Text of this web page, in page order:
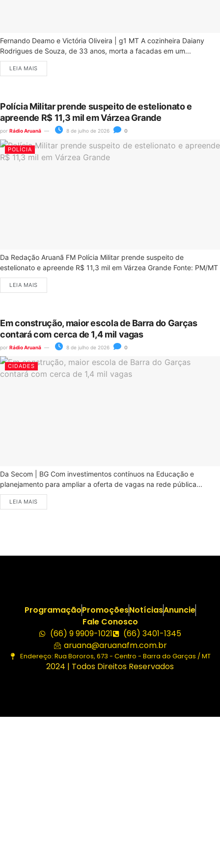
Fernando Deamo e Victória Oliveira | g1 MT A cozinheira Daiany
Rodrigues de Souza, de 33 anos, morta a facadas em um...
LEIA MAIS
Polícia Militar prende suspeito de estelionato e
apreende R$ 11,3 mil em Várzea Grande
por Rádio Aruanã 8 de julho de 2026 0
POLÍCIA
Da Redação Aruanã FM Polícia Militar prende suspeito de
estelionato e apreende R$ 11,3 mil em Várzea Grande Fonte: PM/MT
LEIA MAIS
Em construção, maior escola de Barra do Garças
contará com cerca de 1,4 mil vagas
por Rádio Aruanã 8 de julho de 2026 0
CIDADES
Da Secom | BG Com investimentos contínuos na Educação e
planejamento para ampliar a oferta de vagas na rede pública...
LEIA MAIS
ProgramaçãoPromoçõesNotíciasAnuncie
Fale Conosco
(66) 9 9909-1021
(66) 3401-1345
aruana@aruanafm.com.br
Endereço: Rua Bororos, 673 - Centro - Barra do Garças / MT
2024 | Todos Direitos Reservados